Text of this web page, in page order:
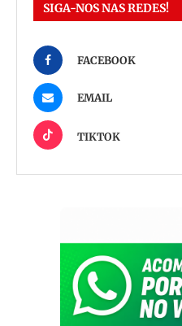
SIGA-NOS NAS REDES!
FACEBOOK
EMAIL
TIKTOK